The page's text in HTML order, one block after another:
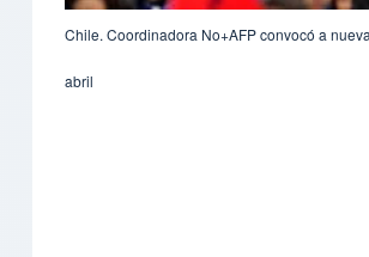
Chile. Coordinadora No+AFP convocó a
abril